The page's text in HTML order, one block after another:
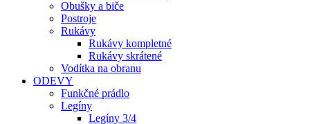
Obušky a biče
Postroje
Rukávy
Rukávy kompletné
Rukávy skrátené
Vodítka na obranu
ODEVY
Funkčné prádlo
Legíny
Legíny 3/4